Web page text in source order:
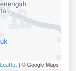
Leaflet | © Google Maps